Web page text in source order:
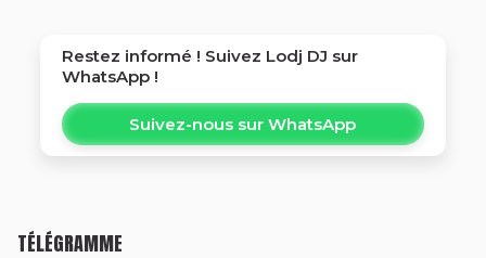
Restez informé ! Suivez Lodj DJ sur
WhatsApp !
Suivez-nous sur WhatsApp
TÉLÉGRAMME